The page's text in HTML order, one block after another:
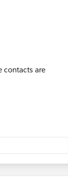
contacts are